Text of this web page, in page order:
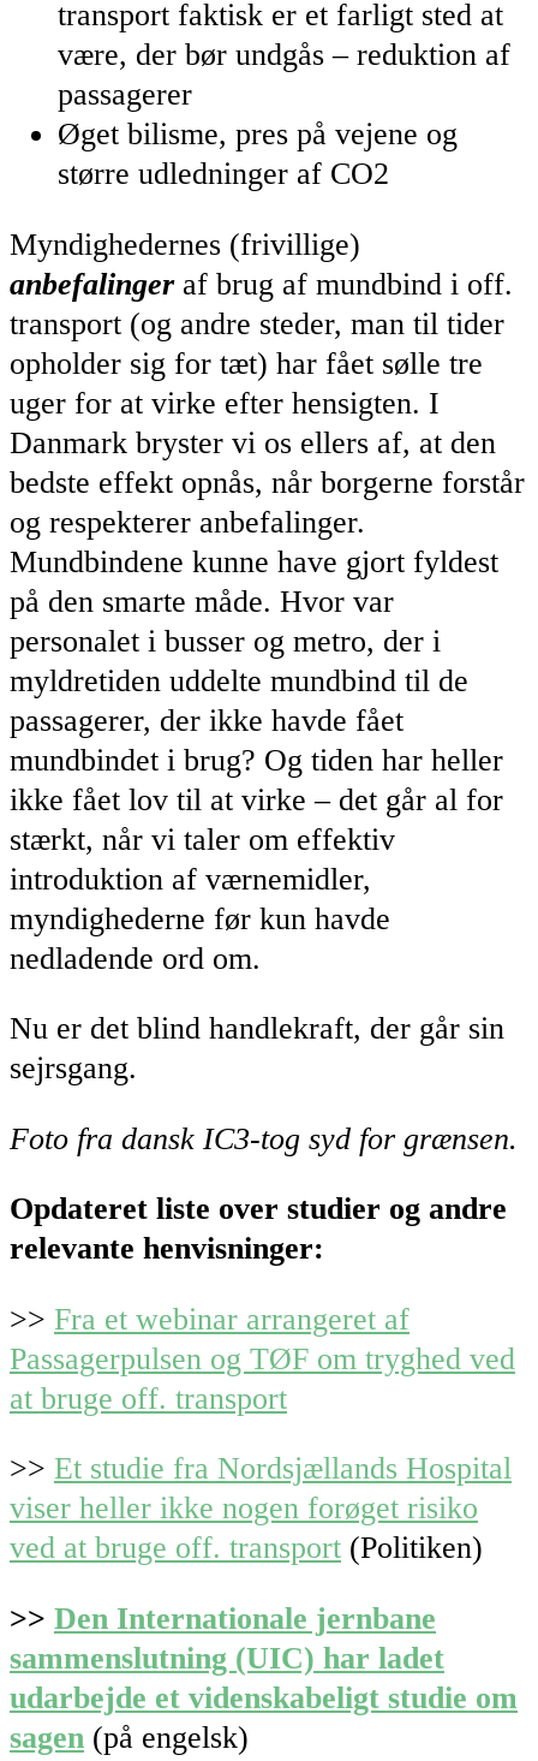
transport faktisk er et farligt sted at
være, der bør undgås – reduktion af
passagerer
Øget bilisme, pres på vejene og
større udledninger af CO2
Myndighedernes (frivillige)
anbefalinger af brug af mundbind i off.
transport (og andre steder, man til tider
opholder sig for tæt) har fået sølle tre
uger for at virke efter hensigten. I
Danmark bryster vi os ellers af, at den
bedste effekt opnås, når borgerne forstår
og respekterer anbefalinger.
Mundbindene kunne have gjort fyldest
på den smarte måde. Hvor var
personalet i busser og metro, der i
myldretiden uddelte mundbind til de
passagerer, der ikke havde fået
mundbindet i brug? Og tiden har heller
ikke fået lov til at virke – det går al for
stærkt, når vi taler om effektiv
introduktion af værnemidler,
myndighederne før kun havde
nedladende ord om.
Nu er det blind handlekraft, der går sin
sejrsgang.
Foto fra dansk IC3-tog syd for grænsen.
Opdateret liste over studier og andre
relevante henvisninger:
>> Fra et webinar arrangeret af
Passagerpulsen og TØF om tryghed ved
at bruge off. transport
>> Et studie fra Nordsjællands Hospital
viser heller ikke nogen forøget risiko
ved at bruge off. transport (Politiken)
>> Den Internationale jernbane
sammenslutning (UIC) har ladet
udarbejde et videnskabeligt studie om
sagen (på engelsk)